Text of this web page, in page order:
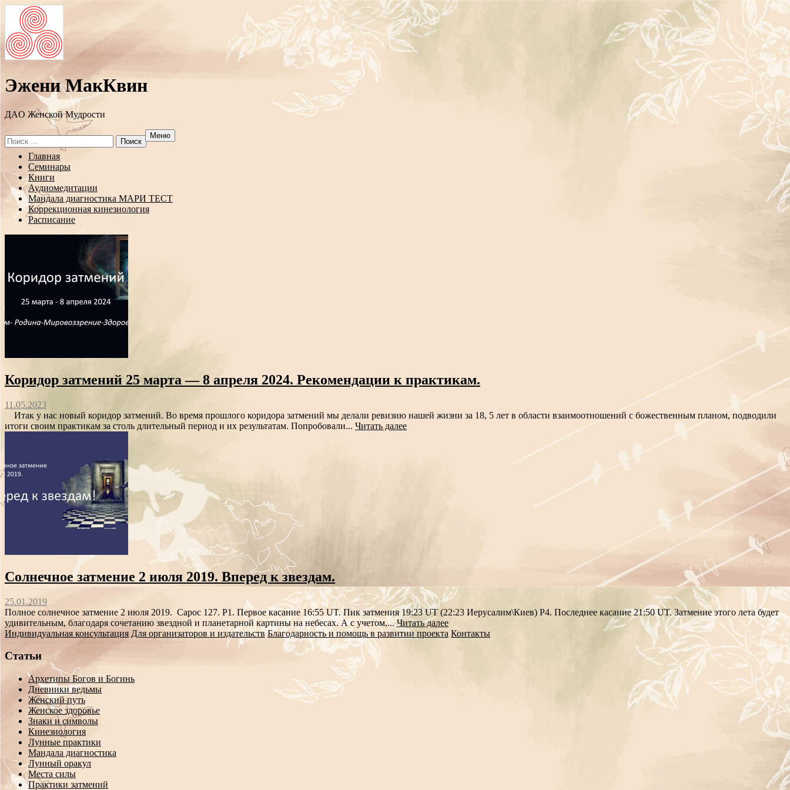
Эжени МакКвин
ДAO Женской Мудрости
Search
for:
Меню
Перейти
содержанию
Главная
Семинары
Книги
Аудиомедитации
Мандала диагностика МАРИ ТЕСТ
Коррекционная кинезиология
Расписание
Коридор затмений 25 марта — 8 апреля 2024. Рекомендации к практикам.
11.05.2023
Итак у нас новый коридор затмений. Во время прошлого коридора затмений мы делали ревизию нашей жизни за 18, 5 лет в области взаимоотношений с божественным планом, подводили
итоги своим практикам за столь длительный период и их результатам. Попробовали... Читать далее
Солнечное затмение 2 июля 2019. Вперед к звездам.
25.01.2019
Полное солнечное затмение 2 июля 2019. Сарос 127. Р1. Первое касание 16:55 UT. Пик затмения 19:23 UT (22:23 Иерусалим\Киев) Р4. Последнее касание 21:50 UT. Затмение этого лета будет
удивительным, благодаря сочетанию звездной и планетарной картины на небесах. А с учетом,...Читать далее
Индивидуальная консультация Для организаторов и издательств Благодарность и помощь в развитии проекта Контакты
Статьи
Архетипы Богов и Богинь
Дневники ведьмы
Женский путь
Женское здоровье
Знаки и символы
Кинезиология
Лунные практики
Мандала диагностика
Лунный оракул
Места силы
Практики затмений